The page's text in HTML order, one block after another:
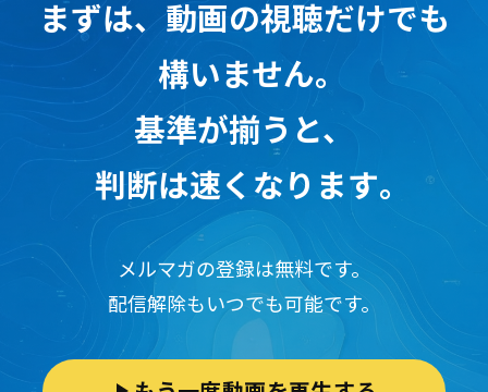
まずは、動画の視聴だけでも
構いません｡
基準が揃うと、
判断は速くなります｡
メルマガの登録は無料です。
配信解除もいつでも可能です。